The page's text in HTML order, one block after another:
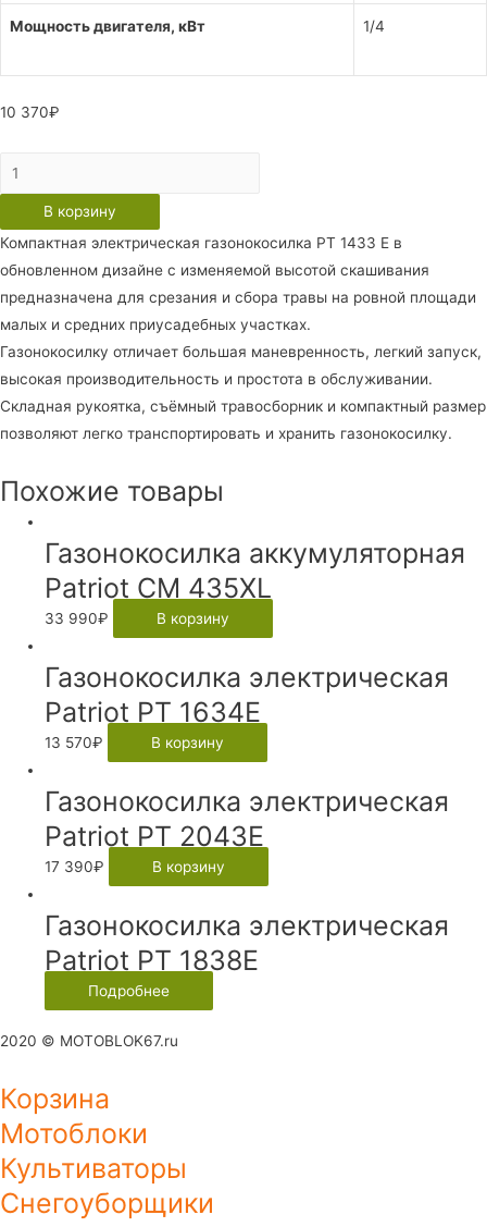
Мощность двигателя, кВт 1/4
10 370₽
Количество
Газонокосилка
электрическая
Patriot
PT
1433E
В корзину
Компактная электрическая газонокосилка РТ 1433 E в
обновленном дизайне с изменяемой высотой скашивания
предназначена для срезания и сбора травы на ровной площади
малых и средних приусадебных участках.
Газонокосилку отличает большая маневренность, легкий запуск,
высокая производительность и простота в обслуживании.
Складная рукоятка, съёмный травосборник и компактный размер
позволяют легко транспортировать и хранить газонокосилку.
Похожие товары
Газонокосилка аккумуляторная
Patriot CM 435XL
33 990₽ В корзину
Газонокосилка электрическая
Patriot PT 1634E
13 570₽ В корзину
Газонокосилка электрическая
Patriot PT 2043E
17 390₽ В корзину
Газонокосилка электрическая
Patriot PT 1838E
Подробнее
2020 © MOTOBLOK67.ru
Корзина
Мотоблоки
Культиваторы
Снегоуборщики